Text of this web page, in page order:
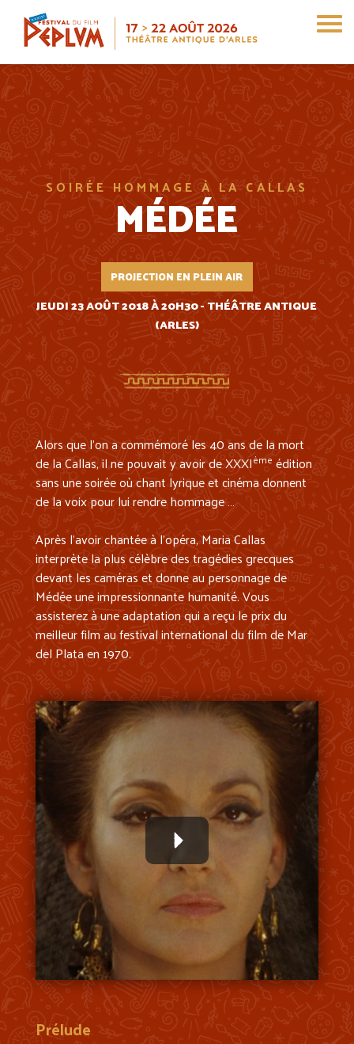
contenu
principal
SOIRÉE HOMMAGE À LA CALLAS
MÉDÉE
PROJECTION EN PLEIN AIR
JEUDI 23 AOÛT 2018 À 20H30 - THÉÂTRE ANTIQUE
(ARLES)
Alors que l’on a commémoré les 40 ans de la mort
de la Callas, il ne pouvait y avoir de XXXIème édition
sans une soirée où chant lyrique et cinéma donnent
de la voix pour lui rendre hommage …
Après l’avoir chantée à l’opéra, Maria Callas
interprète la plus célèbre des tragédies grecques
devant les caméras et donne au personnage de
Médée une impressionnante humanité. Vous
assisterez à une adaptation qui a reçu le prix du
meilleur film au festival international du film de Mar
del Plata en 1970.
Prélude